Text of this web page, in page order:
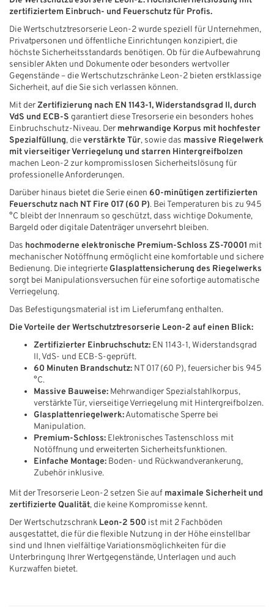
zertifiziertem Einbruch- und Feuerschutz für Profis.
Die Wertschutztresorserie Leon-2 wurde speziell für Unternehmen,
Privatpersonen und öffentliche Einrichtungen konzipiert, die
höchste Sicherheitsstandards benötigen. Ob für die Aufbewahrung
sensibler Akten und Dokumente oder besonders wertvoller
Gegenstände – die Wertschutzschränke Leon-2 bieten erstklassige
Sicherheit, auf die Sie sich verlassen können.
Mit derZertifizierung nach EN 1143-1, Widerstandsgrad II, durch
VdS und ECB-S garantiert diese Tresorserie ein besonders hohes
Einbruchschutz-Niveau. Der mehrwandige Korpus mit hochfester
Spezialfüllung, dieverstärkte Tür, sowie das massive Riegelwerk
mit vierseitiger Verriegelung und starren Hintergreifbolzen
machen Leon-2 zur kompromisslosen Sicherheitslösung für
professionelle Anforderungen.
Darüber hinaus bietet die Serie einen 60-minütigen zertifizierten
Feuerschutz nach NT Fire 017 (60 P). Bei Temperaturen bis zu 945
°C bleibt der Innenraum so geschützt, dass wichtige Dokumente,
Bargeld oder digitale Datenträger unversehrt bleiben.
Das hochmoderne elektronische Premium-Schloss ZS-70001 mit
mechanischer Notöffnung ermöglicht eine komfortable und sichere
Bedienung. Die integrierte Glasplattensicherung des Riegelwerks
sorgt bei Manipulationsversuchen für eine sofortige automatische
Verriegelung.
Das Befestigungsmaterial ist im Lieferumfang enthalten.
Die Vorteile der Wertschutztresorserie Leon-2 auf einen Blick:
Zertifizierter Einbruchschutz: EN 1143-1, Widerstandsgrad
II, VdS- und ECB-S-geprüft.
60 Minuten Brandschutz: NT 017 (60 P), feuersicher bis 945
°C.
Massive Bauweise: Mehrwandiger Spezialstahlkorpus,
verstärkte Tür, vierseitige Verriegelung mit Hintergreifbolzen.
Glasplattenriegelwerk:Automatische Sperre bei
Manipulation.
Premium-Schloss: Elektronisches Tastenschloss mit
Notöffnung und erweiterten Sicherheitsfunktionen.
Einfache Montage: Boden- und Rückwandverankerung,
Zubehör inklusive.
Mit der Tresorserie Leon-2 setzen Sie auf maximale Sicherheit und
zertifizierte Qualität, die keine Kompromisse kennt.
Der Wertschutzschrank Leon-2 500 ist mit 2 Fachböden
ausgestattet, die für die flexible Nutzung in der Höhe einstellbar
sind und Ihnen vielfältige Variationsmöglichkeiten für die
Unterbringung Ihrer Wertgegenstände, Unterlagen und auch
Kurzwaffen bietet.